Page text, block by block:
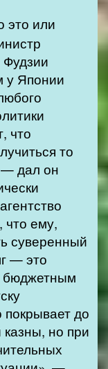
это или
у Японии
что
то
— дал он
что ему,
суверенный
— это
бюджетным
покрывает до
но при